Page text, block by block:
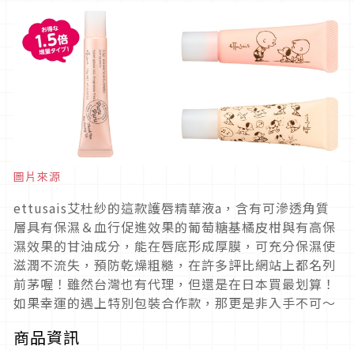
圖片來源
ettusais艾杜紗的這款護唇精華液a，含有可滲透角質
層具有保濕＆血行促進效果的葡萄糖基橘皮柑與有高保
濕效果的甘油成分，能在唇底形成厚膜，可充分保濕使
滋潤不流失，預防乾燥粗糙，在許多評比網站上都名列
前茅喔！雖然台灣也有代理，但還是在日本買最划算！
如果幸運的遇上特別包裝合作款，那更是非入手不可～
商品資訊